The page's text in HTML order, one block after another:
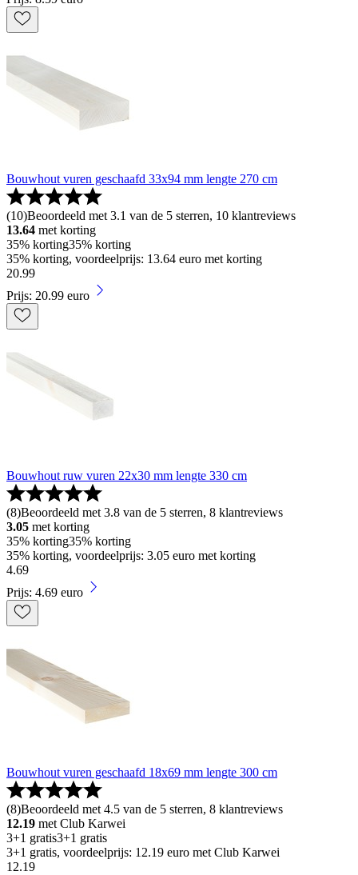
Bouwhout vuren geschaafd 33x94 mm lengte 270 cm
(10)Beoordeeld met 3.1 van de 5 sterren, 10 klantreviews
13.64 met korting
35% korting35% korting
35% korting, voordeelprijs: 13.64 euro met korting
20.99
Prijs: 20.99 euro
Bouwhout ruw vuren 22x30 mm lengte 330 cm
(8)Beoordeeld met 3.8 van de 5 sterren, 8 klantreviews
3.05 met korting
35% korting35% korting
35% korting, voordeelprijs: 3.05 euro met korting
4.69
Prijs: 4.69 euro
Bouwhout vuren geschaafd 18x69 mm lengte 300 cm
(8)Beoordeeld met 4.5 van de 5 sterren, 8 klantreviews
12.19 met Club Karwei
3+1 gratis3+1 gratis
3+1 gratis, voordeelprijs: 12.19 euro met Club Karwei
12.19